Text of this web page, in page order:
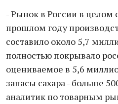
- Рынок в России в целом
прошлом году
составило около 5,7
полностью покрывало
оцениваемое в 5,6
запасы сахара - больше
аналитик по товарным